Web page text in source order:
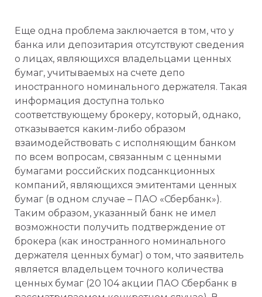
Еще одна проблема заключается в том, что у
банка или депозитария отсутствуют сведения
о лицах, являющихся владельцами ценных
бумаг, учитываемых на счете депо
иностранного номинального держателя. Такая
информация доступна только
соответствующему брокеру, который, однако,
отказывается каким-либо образом
взаимодействовать с исполняющим банком
по всем вопросам, связанным с ценными
бумагами российских подсанкционных
компаний, являющихся эмитентами ценных
бумаг (в одном случае – ПАО «Сбербанк»).
Таким образом, указанный банк не имел
возможности получить подтверждение от
брокера (как иностранного номинального
держателя ценных бумаг) о том, что заявитель
является владельцем точного количества
ценных бумаг (20 104 акции ПАО Сбербанк в